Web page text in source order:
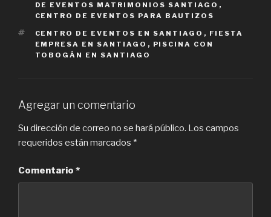
DE EVENTOS MATRIMONIOS SANTIAGO ,
CENTRO DE EVENTOS PARA BAUTIZOS
TAGS
CENTRO DE EVENTOS EN SANTIAGO , FIESTA
EMPRESA EN SANTIAGO , PISCINA CON
TOBOGÁN EN SANTIAGO
Agregar un comentario
Su dirección de correo no se hará público. Los campos
requeridos están marcados *
Comentario *